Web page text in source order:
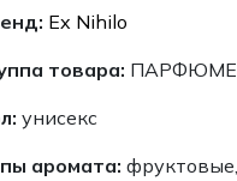
Ex Nihilo
товара:
унисекс
аромата: